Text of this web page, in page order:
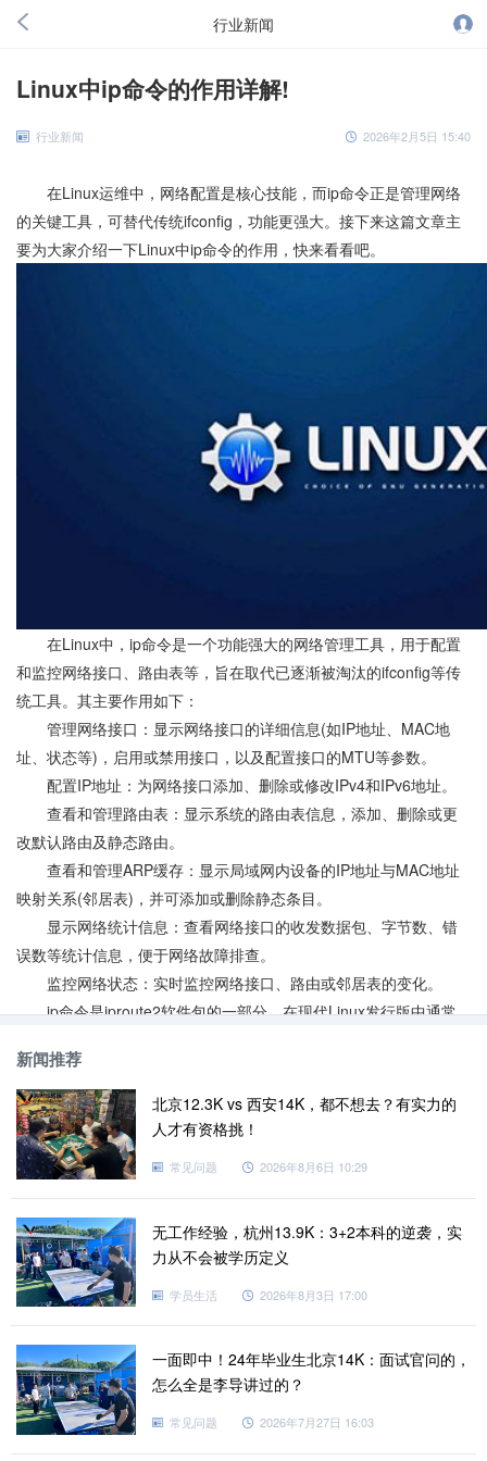
行业新闻
Linux中ip命令的作用详解!
行业新闻 2026年2月5日 15:40
在Linux运维中，网络配置是核心技能，而ip命令正是管理网络
的关键工具，可替代传统ifconfig，功能更强大。接下来这篇文章主
要为大家介绍一下Linux中ip命令的作用，快来看看吧。
在Linux中，ip命令是一个功能强大的网络管理工具，用于配置
和监控网络接口、路由表等，旨在取代已逐渐被淘汰的ifconfig等传
统工具。其主要作用如下：
管理网络接口‌：显示网络接口的详细信息(如IP地址、MAC地
址、状态等)，启用或禁用接口，以及配置接口的MTU等参数。
‌配置IP地址‌：为网络接口添加、删除或修改IPv4和IPv6地址。
‌查看和管理路由表‌：显示系统的路由表信息，添加、删除或更
改默认路由及静态路由。
查看和管理ARP缓存‌：显示局域网内设备的IP地址与MAC地址
映射关系(邻居表)，并可添加或删除静态条目。
显示网络统计信息‌：查看网络接口的收发数据包、字节数、错
误数等统计信息，便于网络故障排查。
监控网络状态‌：实时监控网络接口、路由或邻居表的变化。
ip命令是iproute2软件包的一部分，在现代Linux发行版中通常
老男孩教育是行业内较早开设
校，在行业内深耕十多年，经过多年的技术沉淀，重磅打造Linux云
计算SRE运维课程。该课程内容体系完善、实战项目丰富，贴合企
业用人标准，学完即具备真实实战经验，更好的满足企业用人所
需。
新闻推荐
北京12.3K vs 西安14K，都不想去？有实力的
人才有资格挑！
常见问题 2026年8月6日 10:29
无工作经验，杭州13.9K：3+2本科的逆袭，实
力从不会被学历定义
学员生活 2026年8月3日 17:00
一面即中！24年毕业生北京14K：面试官问的，
怎么全是李导讲过的？
常见问题 2026年7月27日 16:03